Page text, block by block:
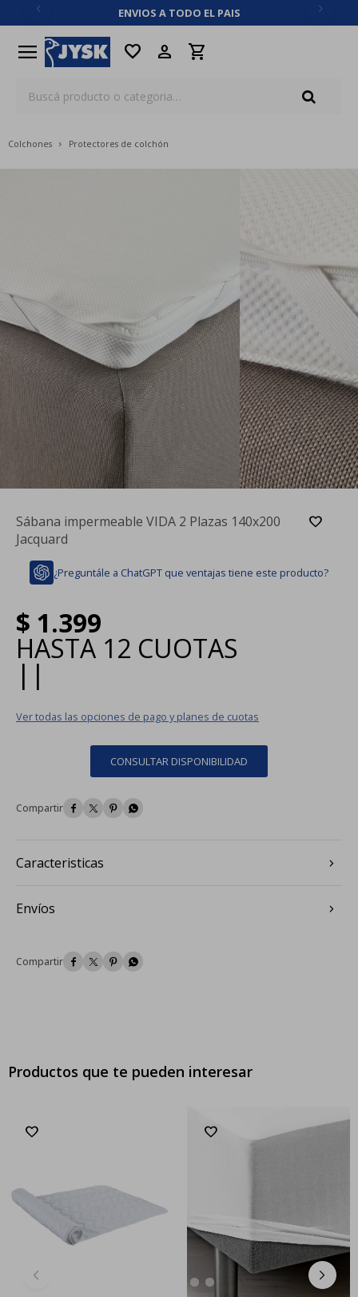
ENVIOS A TODO EL PAIS
menu favorite
Colchones Protectores de colchón
Sábana impermeable VIDA 2 Plazas 140x200
Jacquard
¿Preguntále a ChatGPT que ventajas tiene este producto?
$ 1.399
HASTA 12 CUOTAS
| |
Ver todas las opciones de pago y planes de cuotas
CONSULTAR DISPONIBILIDAD
   
Caracteristicas
Envíos
   
Productos que te pueden interesar
close